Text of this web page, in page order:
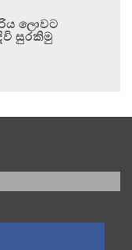
ලොවට
සුරකිමු